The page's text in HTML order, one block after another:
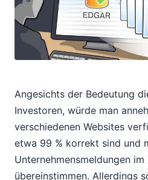
Angesichts der Bedeutung
Investoren, würde man
verschiedenen Websites
etwa 99 % korrekt sind und
Unternehmensmeldungen im
übereinstimmen. Allerdings